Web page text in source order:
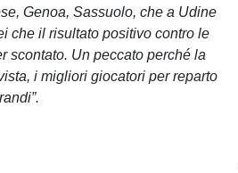
Genoa, Sassuolo, che a Udine
che il risultato positivo contro le
scontato. Un peccato perché la
i migliori giocatori per reparto